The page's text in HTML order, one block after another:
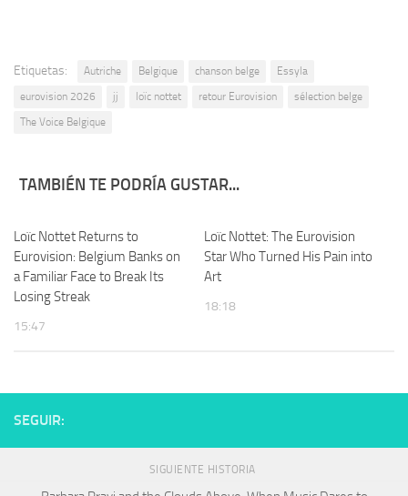
Etiquetas: Autriche Belgique chanson belge
Essyla
eurovision 2026
jj loïc nottet retour Eurovision
sélection belge
The Voice Belgique
TAMBIÉN TE PODRÍA GUSTAR...
Loïc Nottet Returns to
Eurovision: Belgium Banks on
a Familiar Face to Break Its
Losing Streak
15:47
Loïc Nottet: The Eurovision
Star Who Turned His Pain into
Art
18:18
SEGUIR:
SIGUIENTE HISTORIA